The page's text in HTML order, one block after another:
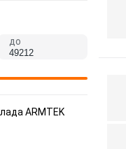
до
ARMTEK